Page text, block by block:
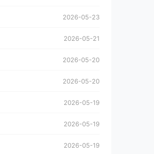
2026-05-23
2026-05-21
2026-05-20
2026-05-20
2026-05-19
2026-05-19
2026-05-19